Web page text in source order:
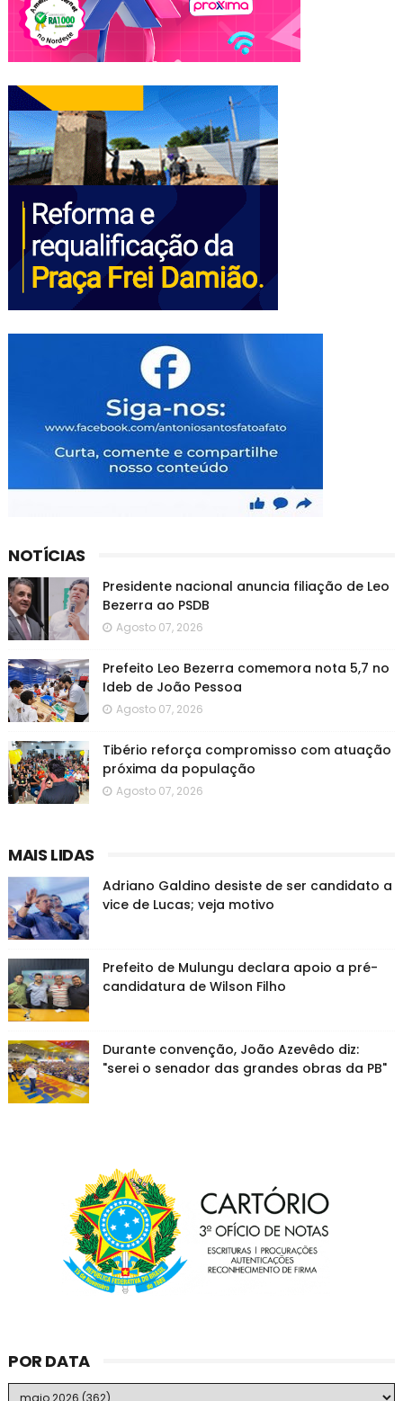
NOTÍCIAS
Presidente nacional anuncia filiação de Leo
Bezerra ao PSDB
Agosto 07, 2026
Prefeito Leo Bezerra comemora nota 5,7 no
Ideb de João Pessoa
Agosto 07, 2026
Tibério reforça compromisso com atuação
próxima da população
Agosto 07, 2026
MAIS LIDAS
Adriano Galdino desiste de ser candidato a
vice de Lucas; veja motivo
Prefeito de Mulungu declara apoio a pré-
candidatura de Wilson Filho
Durante convenção, João Azevêdo diz:
"serei o senador das grandes obras da PB"
POR DATA